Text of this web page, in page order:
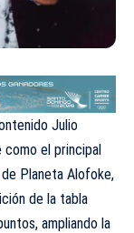
Julio
como el principal
Planeta Alofoke,
de la tabla
ampliando la